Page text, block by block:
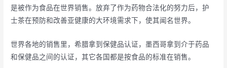
是被作为食品在世界销售。放弃了作为药物合法化的努力后，护
士茶在预防和改善亚健康的大环境需求下，使其闻名世界。
世界各地的销售里，希腊拿到保健品认证，墨西哥拿到介于药品
和保健品之间的认证，其它各国都是按食品的标准在销售。